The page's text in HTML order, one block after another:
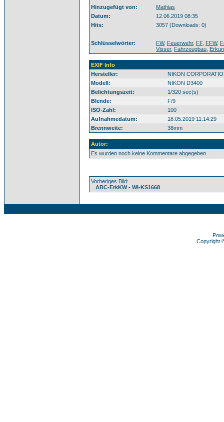
Hinzugefügt von:
Mathias
Datum:
12.06.2019 08:35
Hits:
3057 (Downloads: 0)
Schlüsselwörter: FW, Feuerwehr, FF, FFW,
Visser, Fahrzeugbau
EXIF Info
Hersteller:
NIKON
Modell:
NIKON D3400
Belichtungszeit:
1/320 sec(s)
Blende:
F/9
ISO-Zahl:
100
Aufnahmedatum:
18.05.2019 11:14:29
Brennweite:
38mm
Autor:
Es wurden noch keine Kommentare abgegeben.
Vorheriges Bild:
ABC-ErkKW - WI-KS1668
Copyright